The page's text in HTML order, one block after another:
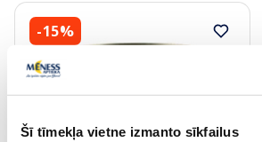
Šī tīmekļa vietne izmanto sīkfailus
-15%